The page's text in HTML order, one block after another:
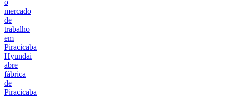
o
mercado
de
trabalho
em
Piracicaba
Hyundai
abre
fábrica
de
Piracicaba